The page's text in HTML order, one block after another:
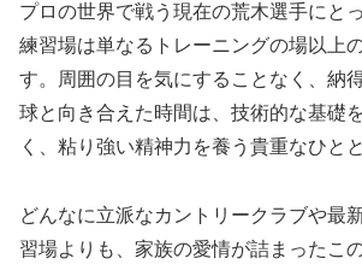
プロの世界で戦う現在の荒木選手にと
練習場は単なるトレーニングの場以上
す。周囲の目を気にすることなく、納
球と向き合えた時間は、技術的な基礎
く、粘り強い精神力を養う貴重なひと
どんなに立派なカントリークラブや最
習場よりも、家族の愛情が詰まったこ